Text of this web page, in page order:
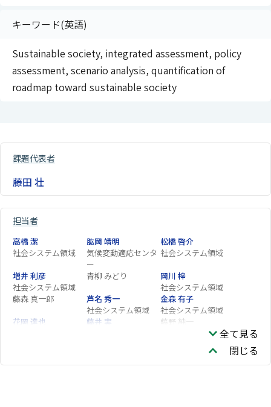
キーワード(英語)
Sustainable society, integrated assessment, policy
assessment, scenario analysis, quantification of
roadmap toward sustainable society
課題代表者
藤田 壮
担当者
高橋 潔
社会システム領域
肱岡 靖明
気候変動適応センタ
ー
松橋 啓介
社会システム領域
増井 利彦
社会システム領域
青柳 みどり
岡川 梓
社会システム領域
藤森 真一郎
芦名 秀一
社会システム領域
金森 有子
社会システム領域
花岡 達也
藤井 実
藤野 純一
社会システム領域
有賀 敏典
亀山 康子
森野 勇
全て見る
閉じる